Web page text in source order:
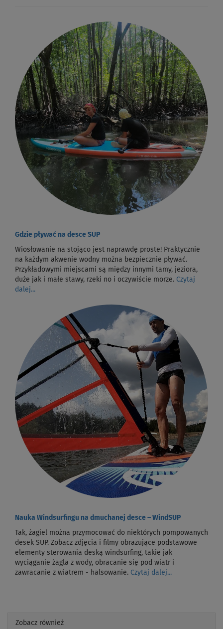
Gdzie pływać na desce SUP
Wiosłowanie na stojąco jest naprawdę proste! Praktycznie
na każdym akwenie wodny można bezpiecznie pływać.
Przykładowymi miejscami są między innymi tamy, jeziora,
duże jak i małe stawy, rzeki no i oczywiście morze. Czytaj
dalej...
Nauka Windsurfingu na dmuchanej desce – WindSUP
Tak, żagiel można przymocować do niektórych pompowanych
desek SUP. Zobacz zdjęcia i filmy obrazujące podstawowe
elementy sterowania deską windsurfing, takie jak
wyciąganie żagla z wody, obracanie się pod wiatr i
zawracanie z wiatrem - halsowanie. Czytaj dalej...
Zobacz również